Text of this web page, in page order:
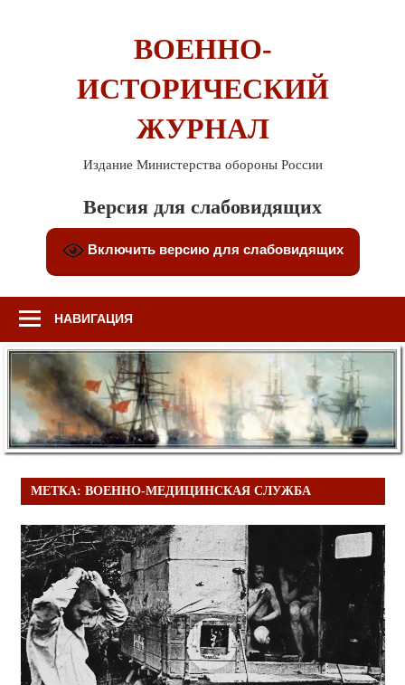
ВОЕННО-
ИСТОРИЧЕСКИЙ
ЖУРНАЛ
Издание Министерства обороны России
Версия для слабовидящих
Включить версию для слабовидящих
НАВИГАЦИЯ
МЕТКА: ВОЕННО-МЕДИЦИНСКАЯ СЛУЖБА